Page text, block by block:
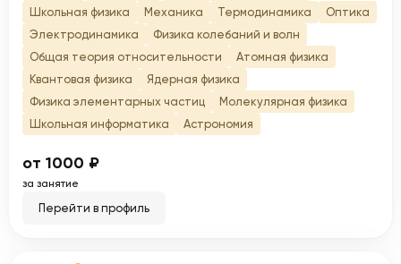
Школьная физика
Механика Термодинамика
Оптика
Электродинамика
Физика колебаний и волн
Общая теория относительности
Атомная физика
Квантовая физика
Ядерная физика
Физика элементарных частиц
Молекулярная физика
Школьная информатика
Астрономия
от 1000 ₽
за занятие
Перейти в профиль